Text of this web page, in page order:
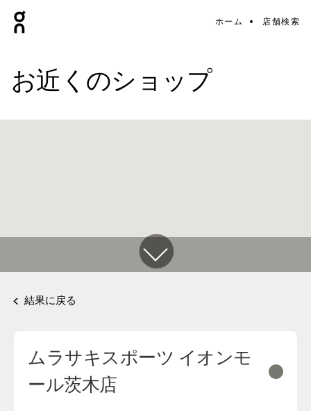
ホーム 店舗検索
お近くのショップ
結果に戻る
ムラサキスポーツ イオンモ
ール茨木店